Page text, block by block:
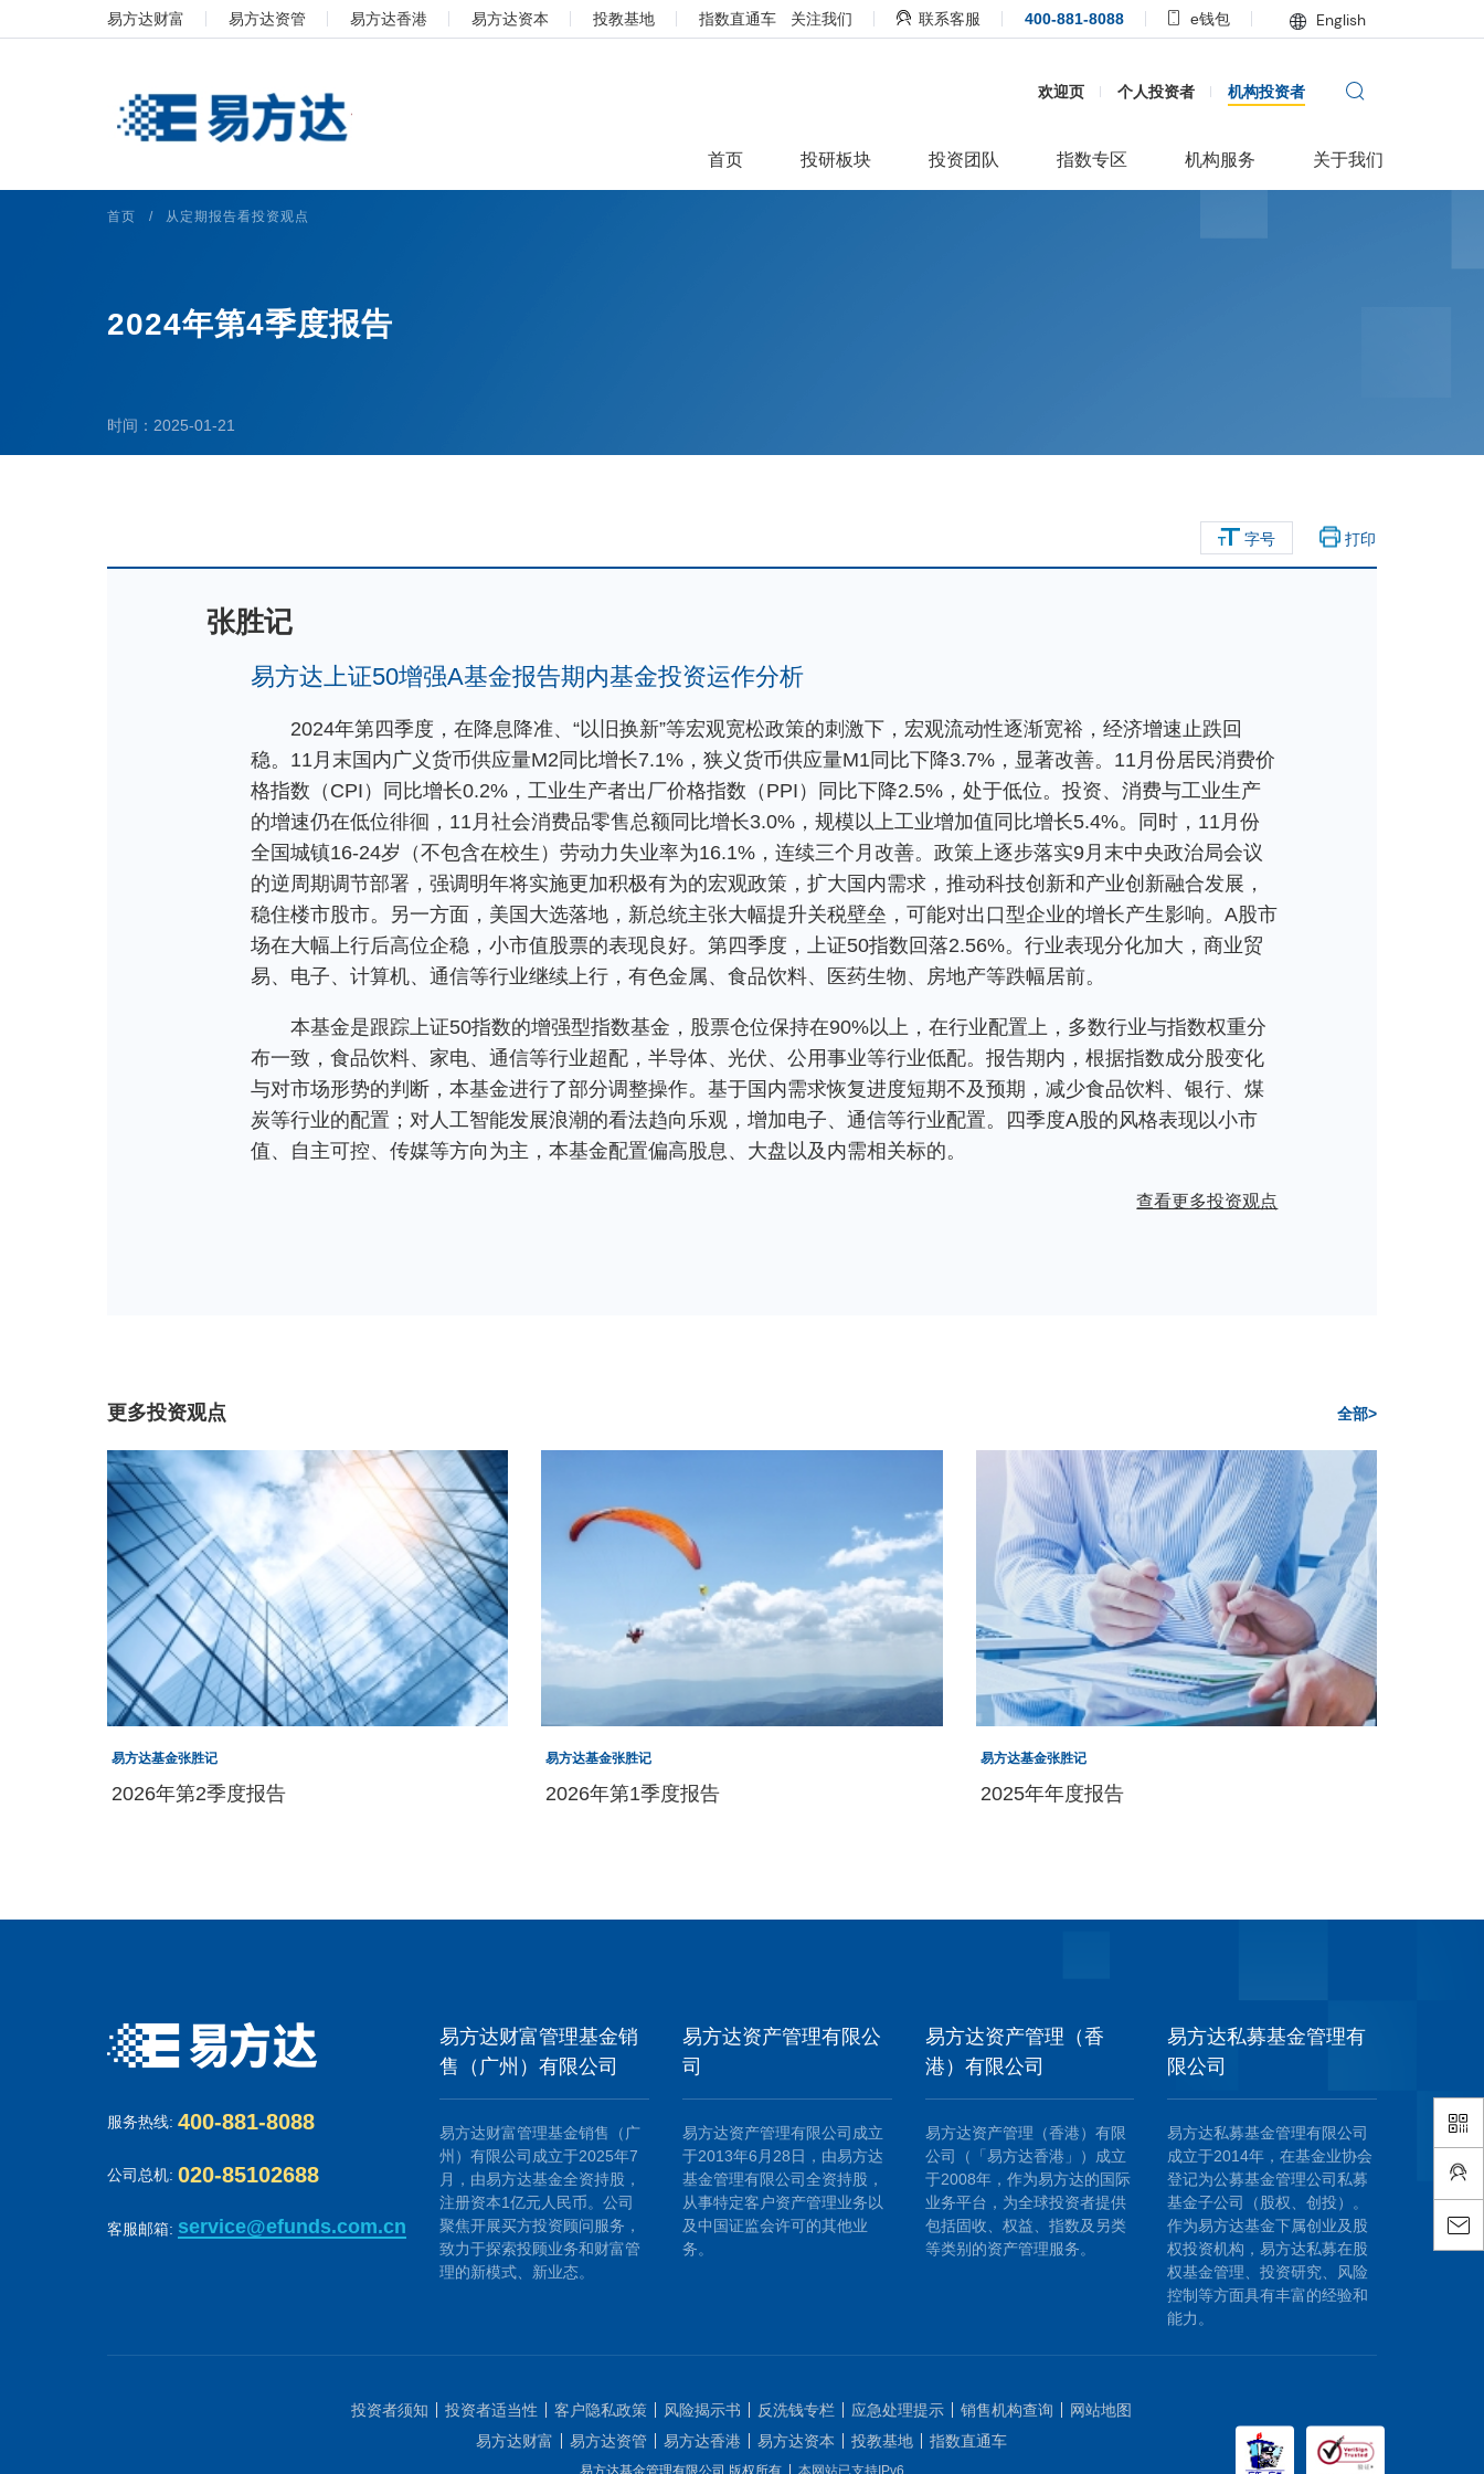
易方达财富 易方达资管 易方达香港 易方达资本 投教基地 指数直通车 关注我们 联系客服 400-881-8088 e钱包 English
欢迎页 个人投资者 机构投资者
首页 投研板块 投资团队 指数专区 机构服务 关于我们
首页 / 从定期报告看投资观点
2024年第4季度报告
时间：2025-01-21
字号 打印
张胜记
易方达上证50增强A基金报告期内基金投资运作分析
2024年第四季度，在降息降准、“以旧换新”等宏观宽松政策的刺激下，宏观流动性逐渐宽裕，经济增速止跌回
稳。11月末国内广义货币供应量M2同比增长7.1%，狭义货币供应量M1同比下降3.7%，显著改善。11月份居民消费价
格指数（CPI）同比增长0.2%，工业生产者出厂价格指数（PPI）同比下降2.5%，处于低位。投资、消费与工业生产
的增速仍在低位徘徊，11月社会消费品零售总额同比增长3.0%，规模以上工业增加值同比增长5.4%。同时，11月份
全国城镇16-24岁（不包含在校生）劳动力失业率为16.1%，连续三个月改善。政策上逐步落实9月末中央政治局会议
的逆周期调节部署，强调明年将实施更加积极有为的宏观政策，扩大国内需求，推动科技创新和产业创新融合发展，
稳住楼市股市。另一方面，美国大选落地，新总统主张大幅提升关税壁垒，可能对出口型企业的增长产生影响。A股市
场在大幅上行后高位企稳，小市值股票的表现良好。第四季度，上证50指数回落2.56%。行业表现分化加大，商业贸
易、电子、计算机、通信等行业继续上行，有色金属、食品饮料、医药生物、房地产等跌幅居前。
本基金是跟踪上证50指数的增强型指数基金，股票仓位保持在90%以上，在行业配置上，多数行业与指数权重分
布一致，食品饮料、家电、通信等行业超配，半导体、光伏、公用事业等行业低配。报告期内，根据指数成分股变化
与对市场形势的判断，本基金进行了部分调整操作。基于国内需求恢复进度短期不及预期，减少食品饮料、银行、煤
炭等行业的配置；对人工智能发展浪潮的看法趋向乐观，增加电子、通信等行业配置。四季度A股的风格表现以小市
值、自主可控、传媒等方向为主，本基金配置偏高股息、大盘以及内需相关标的。
查看更多投资观点
更多投资观点 全部>
易方达基金张胜记
2026年第2季度报告
易方达基金张胜记
2026年第1季度报告
易方达基金张胜记
2025年年度报告
服务热线: 400-881-8088
公司总机: 020-85102688
客服邮箱: service@efunds.com.cn
易方达财富管理基金销
售（广州）有限公司
易方达财富管理基金销售（广
州）有限公司成立于2025年7
月，由易方达基金全资持股，
注册资本1亿元人民币。公司
聚焦开展买方投资顾问服务，
致力于探索投顾业务和财富管
理的新模式、新业态。
易方达资产管理有限公
司
易方达资产管理有限公司成立
于2013年6月28日，由易方达
基金管理有限公司全资持股，
从事特定客户资产管理业务以
及中国证监会许可的其他业
务。
易方达资产管理（香
港）有限公司
易方达资产管理（香港）有限
公司（「易方达香港」）成立
于2008年，作为易方达的国际
业务平台，为全球投资者提供
包括固收、权益、指数及另类
等类别的资产管理服务。
易方达私募基金管理有
限公司
易方达私募基金管理有限公司
成立于2014年，在基金业协会
登记为公募基金管理公司私募
基金子公司（股权、创投）。
作为易方达基金下属创业及股
权投资机构，易方达私募在股
权基金管理、投资研究、风险
控制等方面具有丰富的经验和
能力。
投资者须知 投资者适当性 客户隐私政策 风险揭示书 反洗钱专栏 应急处理提示 销售机构查询
网站地图
易方达财富
易方达资管 易方达香港 易方达资本 投教基地 指数直通车
易方达基金管理有限公司 版权所有 本网站已支持IPv6